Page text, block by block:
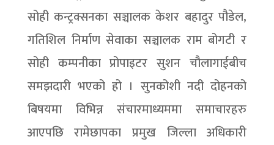
सोही कन्ट्रक्सनका सञ्चालक केशर बहादुर पौडेल,
गतिशिल निर्माण सेवाका सञ्चालक राम बोगटी र
सोही कम्पनीका प्रोपाइटर सुशन चौलागाईबीच
समझदारी भएको हो । सुनकोशी नदी दोहनको
बिषयमा विभिन्न संचारमाध्यममा समाचारहरु
आएपछि रामेछापका प्रमुख जिल्ला अधिकारी